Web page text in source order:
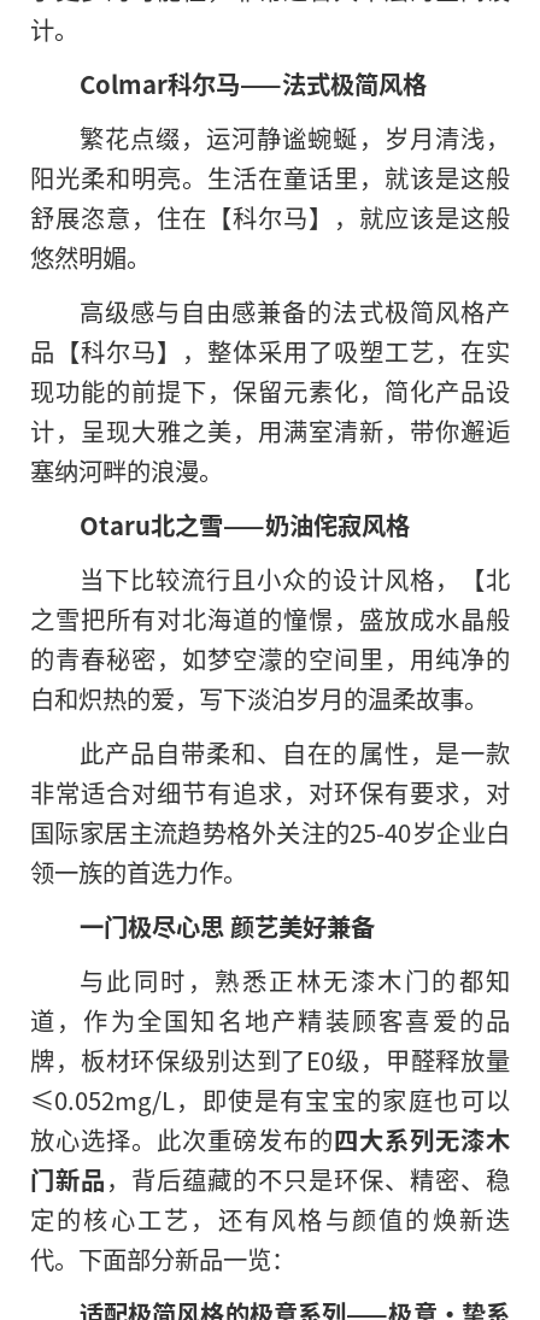
计。
Colmar科尔马——法式极简风格
繁花点缀，运河静谧蜿蜒，岁月清浅，
阳光柔和明亮。生活在童话里，就该是这般
舒展恣意，住在【科尔马】，就应该是这般
悠然明媚。
高级感与自由感兼备的法式极简风格产
品【科尔马】，整体采用了吸塑工艺，在实
现功能的前提下，保留元素化，简化产品设
计，呈现大雅之美，用满室清新，带你邂逅
塞纳河畔的浪漫。
Otaru北之雪——奶油侘寂风格
当下比较流行且小众的设计风格，【北
之雪把所有对北海道的憧憬，盛放成水晶般
的青春秘密，如梦空濛的空间里，用纯净的
白和炽热的爱，写下淡泊岁月的温柔故事。
此产品自带柔和、自在的属性，是一款
非常适合对细节有追求，对环保有要求，对
国际家居主流趋势格外关注的25-40岁企业白
领一族的首选力作。
一门极尽心思 颜艺美好兼备
与此同时，熟悉正林无漆木门的都知
道，作为全国知名地产精装顾客喜爱的品
牌，板材环保级别达到了E0级，甲醛释放量
≤0.052mg/L，即使是有宝宝的家庭也可以
放心选择。此次重磅发布的四大系列无漆木
门新品，背后蕴藏的不只是环保、精密、稳
定的核心工艺，还有风格与颜值的焕新迭
代。下面部分新品一览：
适配极简风格的极意系列——极意· 挚系